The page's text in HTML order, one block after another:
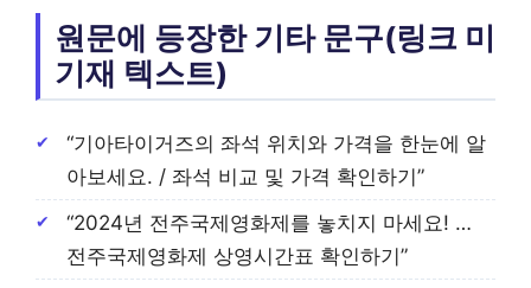
원문에 등장한 기타 문구(링크 미
기재 텍스트)
“기아타이거즈의 좌석 위치와 가격을 한눈에 알
아보세요. / 좌석 비교 및 가격 확인하기”
“2024년 전주국제영화제를 놓치지 마세요! …
전주국제영화제 상영시간표 확인하기”